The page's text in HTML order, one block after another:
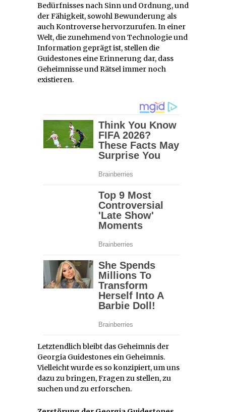
Bedürfnisses nach Sinn und Ordnung, und
der Fähigkeit, sowohl Bewunderung als
auch Kontroverse hervorzurufen. In einer
Welt, die zunehmend von Technologie und
Information geprägt ist, stellen die
Guidestones eine Erinnerung dar, dass
Geheimnisse und Rätsel immer noch
existieren.
Letztendlich bleibt das Geheimnis der
Georgia Guidestones ein Geheimnis.
Vielleicht wurde es so konzipiert, um uns
dazu zu bringen, Fragen zu stellen, zu
suchen und zu erforschen.